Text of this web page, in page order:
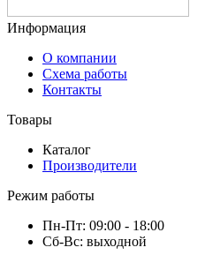
О компании
Схема работы
Каталог
Пн-Пт: 09:00 - 18:00